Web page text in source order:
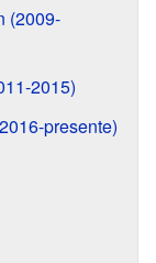
(2009-
2015)
presente)